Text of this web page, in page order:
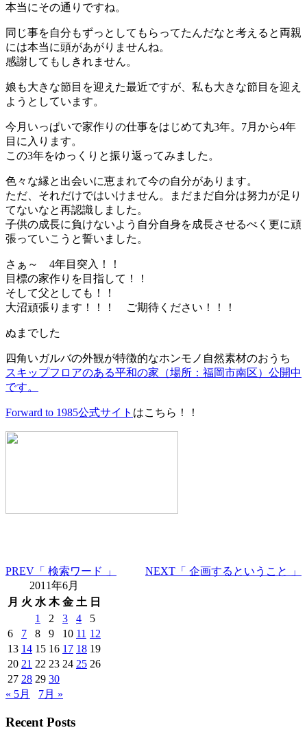
本当にその通りですね。
同じ事を自分もずっとしてもらってたんだなと考えると両親
には本当に頭があがりませんね。
感謝してもしきれません。
娘も大きな節目を迎えた最近ですが、私も大きな節目を迎え
ようとしています。
今月いっぱいで家作りの仕事をはじめて丸3年。7月から4年
目に入ります。
この3年をゆっくりと振り返ってみました。
色々な縁と出会いに恵まれて今の自分があります。
ただ、それだけではいけません。まだまだ自分は努力が足り
てないなと再認識しました。
子供の成長に負けないよう自分自身を成長させるべく更に頑
張っていこうと誓いました。
さぁ～ 4年目突入！！
目標の家作りを目指して！！
そして父としても！！
大沼頑張ります！！！ ご期待ください！！！
ぬまでした
四角いガルバの外観が特徴的なホンモノ自然素材のおうち
スキップフロアのある平和の家（場所：福岡市南区）公開中
です。
Forward to 1985公式サイト はこちら！！
PREV 「 検索ワード 」 NEXT 「 企画するということ 」
2011年6月
月 火 水 木 金 土 日
1
2 3 4
5
6
7 8 9 10 11 12
13 14 15 16 17 18 19
20 21 22 23 24 25 26
27 28 29 30
« 5月
7月 »
Recent Posts